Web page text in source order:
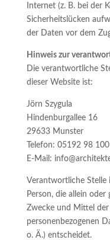
Internet (z. B. bei der
Sicherheitslücken
der Daten vor dem
Hinweis zur
Die verantwortliche
dieser Website ist:
Jörn Szygula
Hindenburgallee 16
29633 Munster
Telefon: 05192 98 100
E-Mail:
Verantwortliche Stelle
Person, die allein
Zwecke und Mittel
personenbezogenen
o. Ä.) entscheidet.